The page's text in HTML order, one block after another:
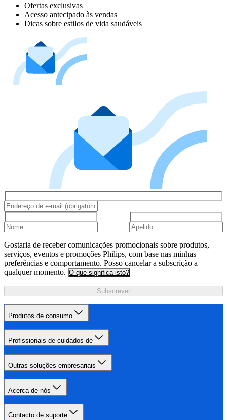
Ofertas exclusivas
Acesso antecipado às vendas
Dicas sobre estilos de vida saudáveis
Gostaria de receber comunicações promocionais sobre produtos,
serviços, eventos e promoções Philips, com base nas minhas
preferências e comportamento. Posso cancelar a subscrição a
qualquer momento. O que significa isto?
Subscrever
Produtos de consumo
Profissionais de cuidados de
Outras soluções empresariais
Acerca de nós
Contacto de suporte